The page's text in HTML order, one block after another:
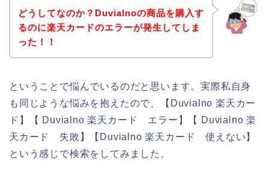
どうしてなのか？Duvialnoの商品を購入す
るのに楽天カードのエラーが発生してしま
った！！
ということで悩んでいるのだと思います。実際私自身
も同じような悩みを抱えたので、【Duvialno 楽天カー
ド】【 Duvialno 楽天カード エラー】【 Duvialno 楽
天カード 失敗】【Duvialno 楽天カード 使えない】
という感じで検索をしてみました。